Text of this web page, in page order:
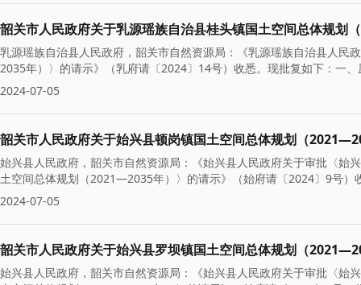
韶关市人民政府关于乳源瑶族自治县桂头镇国土空间总体规
乳源瑶族自治县人民政府，韶关市自然资源局：《乳源瑶族自治县人
2035年）〉的请示》（乳府请〔2024〕14号）收悉。现批复如下：一
2024-07-05
韶关市人民政府关于始兴县顿岗镇国土空间总体规划（
始兴县人民政府，韶关市自然资源局：《始兴县人民政府关于审批〈
土空间总体规划（2021—2035年）〉的请示》（始府请〔2024〕9号）
2024-07-05
韶关市人民政府关于始兴县罗坝镇国土空间总体规划（
始兴县人民政府，韶关市自然资源局：《始兴县人民政府关于审批〈